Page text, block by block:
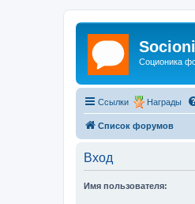
Соционика
Ссылки Награды
Список форумов
Вход
Имя пользователя: